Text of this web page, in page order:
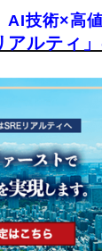
AI技術×高
アルティ